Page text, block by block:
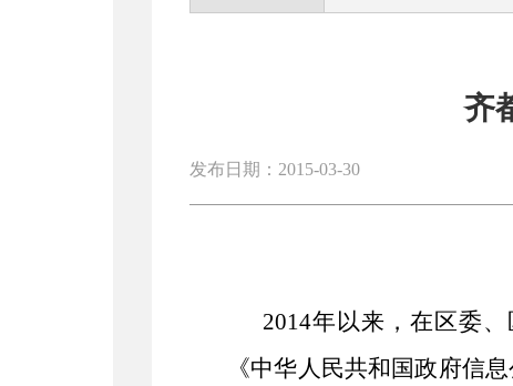
齐
发布日期：2015-03-30
2014年以来，在区委
《中华人民共和国政府信